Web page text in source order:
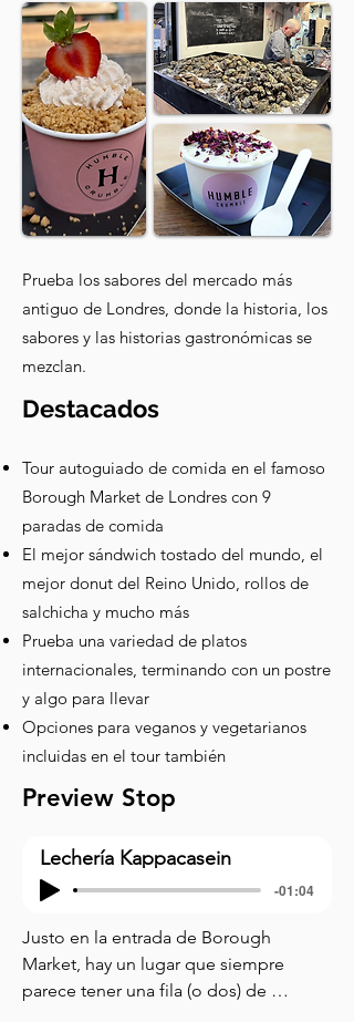
Prueba los sabores del mercado más
antiguo de Londres, donde la historia, los
sabores y las historias gastronómicas se
mezclan.
Destacados
Tour autoguiado de comida en el famoso
Borough Market de Londres con 9
paradas de comida
El mejor sándwich tostado del mundo, el
mejor donut del Reino Unido, rollos de
salchicha y mucho más
Prueba una variedad de platos
internacionales, terminando con un postre
y algo para llevar
Opciones para veganos y vegetarianos
incluidas en el tour también
Preview Stop
Lechería Kappacasein
-01:04
Justo en la entrada de Borough
Market, hay un lugar que siempre
parece tener una fila (o dos) de